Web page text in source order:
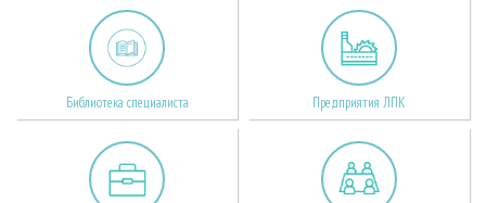
Библиотека специалиста Предприятия ЛПК